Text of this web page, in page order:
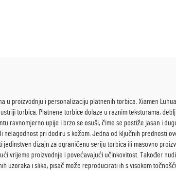
proizvodnju i personalizaciju platnenih torbica. Xiamen
torbica. Platnene torbice dolaze u raznim teksturama,
ravnomjerno upije i brzo se osuši, čime se postiže jasan i
pri dodiru s kožom. Jedna od ključnih prednosti
dizajn za ograničenu seriju torbica ili masovno
vrijeme proizvodnje i povećavajući učinkovitost. Također
uzoraka i slika, pisač može reproducirati ih s visokom